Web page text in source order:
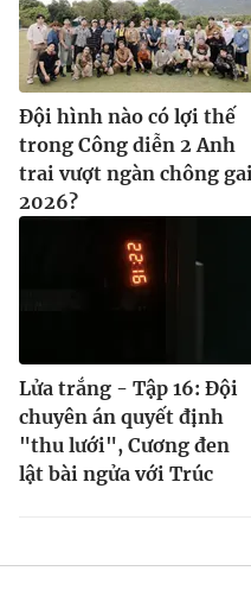
Đội hình nào có lợi thế
trong Công diễn 2 Anh
trai vượt ngàn chông
2026?
Lửa trắng - Tập 16: Đội
chuyên án quyết định
"thu lưới", Cương đen
lật bài ngửa với Trúc